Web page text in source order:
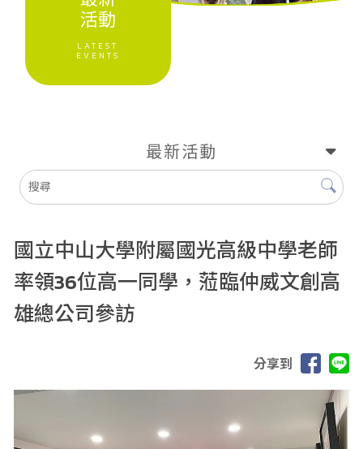
最新活動
國立中山大學附屬國光高級中學老師
率領36位高一同學，蒞臨仲威文創高
雄總公司參訪
分享到